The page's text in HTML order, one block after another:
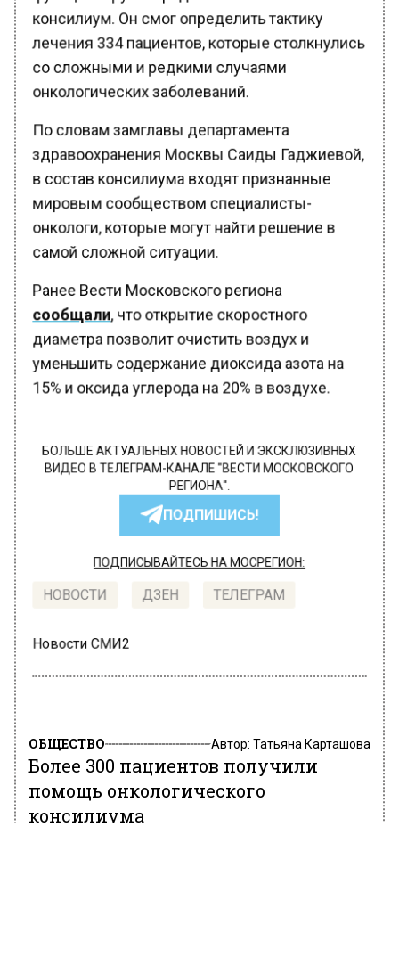
консилиум. Он смог определить тактику
лечения 334 пациентов, которые столкнулись
со сложными и редкими случаями
онкологических заболеваний.
По словам замглавы департамента
здравоохранения Москвы Саиды Гаджиевой,
в состав консилиума входят признанные
мировым сообществом специалисты-
онкологи, которые могут найти решение в
самой сложной ситуации.
Ранее Вести Московского региона
сообщали, что открытие скоростного
диаметра позволит очистить воздух и
уменьшить содержание диоксида азота на
15% и оксида углерода на 20% в воздухе.
БОЛЬШЕ АКТУАЛЬНЫХ НОВОСТЕЙ И ЭКСКЛЮЗИВНЫХ
ВИДЕО В ТЕЛЕГРАМ-КАНАЛЕ "ВЕСТИ МОСКОВСКОГО
РЕГИОНА".
ПОДПИШИСЬ!
ПОДПИСЫВАЙТЕСЬ НА МОСРЕГИОН:
НОВОСТИ ДЗЕН ТЕЛЕГРАМ
Новости СМИ2
ОБЩЕСТВО Автор: Татьяна Карташова
Более 300 пациентов получили
помощь онкологического
консилиума